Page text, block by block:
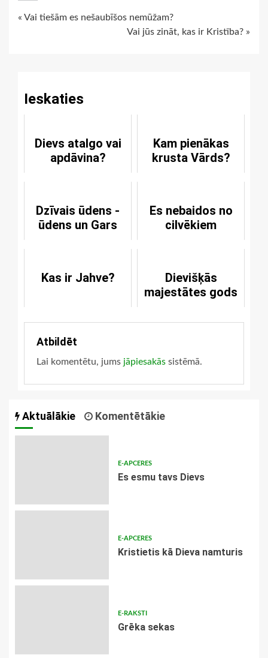
Continue
« Vai tiešām es nešaubīšos nemūžam?
Vai jūs zināt, kas ir Kristība? »
Ieskaties
Dievs atalgo vai
apdāvina?
Kam pienākas
krusta Vārds?
Dzīvais ūdens -
ūdens un Gars
Es nebaidos no
cilvēkiem
Kas ir Jahve?
Dievišķās
majestātes gods
Atbildēt
Lai komentētu, jums jāpiesakās sistēmā.
Aktuālākie Komentētākie
E-APCERES
Es esmu tavs Dievs
E-APCERES
Kristietis kā Dieva namturis
E-RAKSTI
Grēka sekas